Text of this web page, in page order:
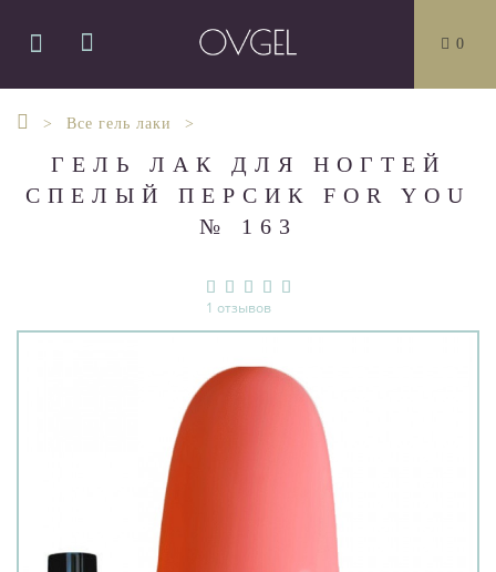
0
Все гель лаки
ГЕЛЬ ЛАК ДЛЯ НОГТЕЙ
СПЕЛЫЙ ПЕРСИК FOR YOU
№ 163
1 отзывов